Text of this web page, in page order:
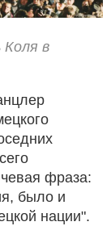
Коля в
фраза:
было и
нации".